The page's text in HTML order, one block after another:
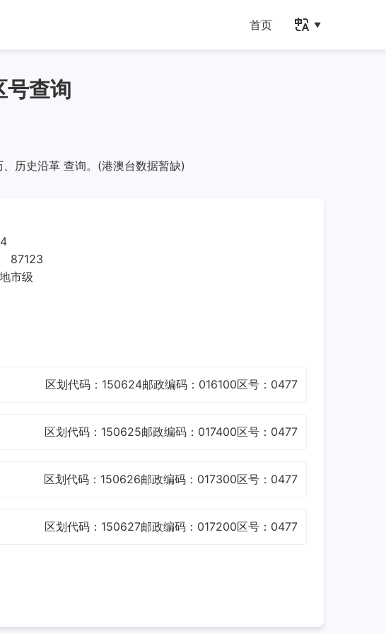
首页
号查询
历史沿革 查询。(港澳台数据暂缺)
87123
市级
区划代码：150624邮政编码：016100区号：0477
区划代码：150625邮政编码：017400区号：0477
区划代码：150626邮政编码：017300区号：0477
区划代码：150627邮政编码：017200区号：0477